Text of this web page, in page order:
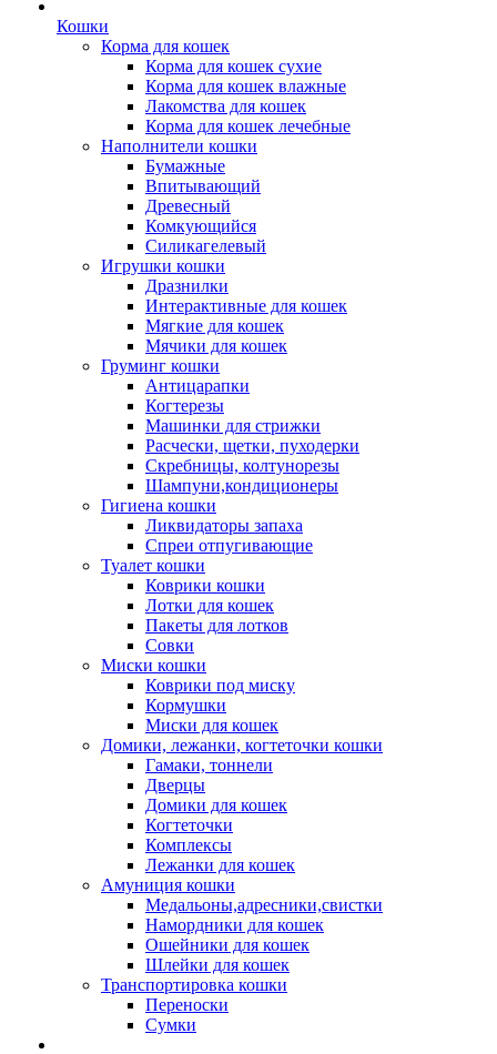
Кошки
Корма для кошек
Корма для кошек сухие
Корма для кошек влажные
Лакомства для кошек
Корма для кошек лечебные
Наполнители кошки
Бумажные
Впитывающий
Древесный
Комкующийся
Силикагелевый
Игрушки кошки
Дразнилки
Интерактивные для кошек
Мягкие для кошек
Мячики для кошек
Груминг кошки
Антицарапки
Когтерезы
Машинки для стрижки
Расчески, щетки, пуходерки
Скребницы, колтунорезы
Шампуни,кондиционеры
Гигиена кошки
Ликвидаторы запаха
Спреи отпугивающие
Туалет кошки
Коврики кошки
Лотки для кошек
Пакеты для лотков
Совки
Миски кошки
Коврики под миску
Кормушки
Миски для кошек
Домики, лежанки, когтеточки кошки
Гамаки, тоннели
Дверцы
Домики для кошек
Когтеточки
Комплексы
Лежанки для кошек
Амуниция кошки
Медальоны,адресники,свистки
Намордники для кошек
Ошейники для кошек
Шлейки для кошек
Транспортировка кошки
Переноски
Сумки